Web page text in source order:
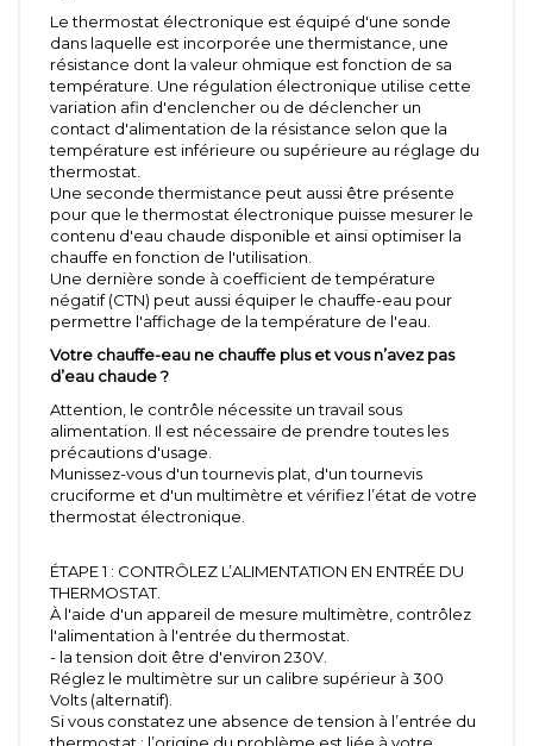
Le thermostat électronique est équipé d'une sonde
dans laquelle est incorporée une thermistance, une
résistance dont la valeur ohmique est fonction de sa
température. Une régulation électronique utilise cette
variation afin d'enclencher ou de déclencher un
contact d'alimentation de la résistance selon que la
température est inférieure ou supérieure au réglage du
thermostat.
Une seconde thermistance peut aussi être présente
pour que le thermostat électronique puisse mesurer le
contenu d'eau chaude disponible et ainsi optimiser la
chauffe en fonction de l'utilisation.
Une dernière sonde à coefficient de température
négatif (CTN) peut aussi équiper le chauffe-eau pour
permettre l'affichage de la température de l'eau.
Votre chauffe-eau ne chauffe plus et vous n’avez pas
d’eau chaude ?
Attention, le contrôle nécessite un travail sous
alimentation. Il est nécessaire de prendre toutes les
précautions d'usage.
Munissez-vous d'un tournevis plat, d'un tournevis
cruciforme et d'un multimètre et vérifiez l’état de votre
thermostat électronique.
ÉTAPE 1 : CONTRÔLEZ L’ALIMENTATION EN ENTRÉE DU
THERMOSTAT.
À l'aide d'un appareil de mesure multimètre, contrôlez
l'alimentation à l'entrée du thermostat.
- la tension doit être d'environ 230V.
Réglez le multimètre sur un calibre supérieur à 300
Volts (alternatif).
Si vous constatez une absence de tension à l’entrée du